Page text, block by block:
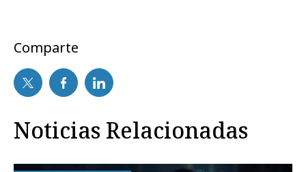
Comparte
Noticias Relacionadas